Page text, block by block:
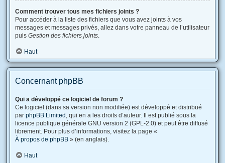
Comment trouver tous mes fichiers joints ?
Pour accéder à la liste des fichiers que vous avez joints à vos
messages et messages privés, allez dans votre panneau de l’utilisateur
puis Gestion des fichiers joints.
Haut
Concernant phpBB
Qui a développé ce logiciel de forum ?
Ce logiciel (dans sa version non modifiée) est développé et distribué
par phpBB Limited , qui en a les droits d’auteur. Il est publié sous la
licence publique générale GNU version 2 (GPL-2.0) et peut être diffusé
librement. Pour plus d’informations, visitez la page «
À propos de phpBB » (en anglais).
Haut